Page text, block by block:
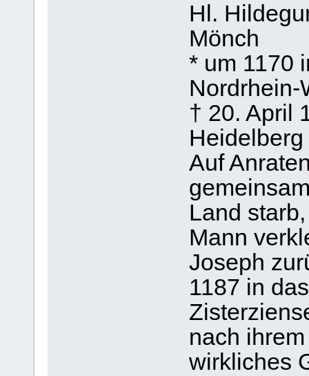
Hl.
Mönch
* um 1170
Nordrhein-
† 20. April
Auf
Land
Mann
Joseph
1187 in
nach
wirkliches